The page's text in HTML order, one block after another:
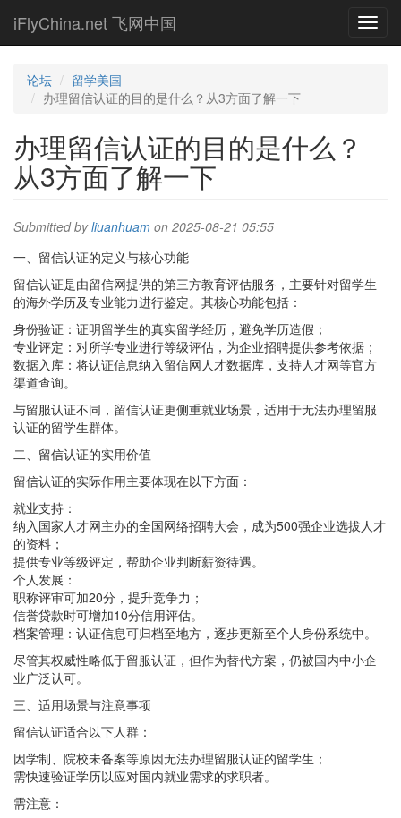
main
iFlyChina.net 飞网中国
论坛
留学美国
办理留信认证的目的是什么？从3方面了解一下
办理留信认证的目的是什么？
从3方面了解一下
Submitted byliuanhuam on 2025-08-21 05:55
一、留信认证的定义与核心功能
留信认证是由留信网提供的第三方教育评估服务，主要针对留学生
的海外学历及专业能力进行鉴定。其核心功能包括：
身份验证‌：证明留学生的真实留学经历，避免学历造假；
专业评定‌：对所学专业进行等级评估，为企业招聘提供参考依据；
数据入库‌：将认证信息纳入留信网人才数据库，支持人才网等官方
渠道查询。
与留服认证不同，留信认证更侧重就业场景，适用于无法办理留服
认证的留学生群体。
二、留信认证的实用价值
留信认证的实际作用主要体现在以下方面：
就业支持‌：
纳入国家人才网主办的全国网络招聘大会，成为500强企业选拔人才
的资料；
提供专业等级评定，帮助企业判断薪资待遇。
个人发展‌：
职称评审可加20分，提升竞争力；
信誉贷款时可增加10分信用评估。
档案管理‌：认证信息可归档至地方，逐步更新至个人身份系统中。
尽管其权威性略低于留服认证，但作为替代方案，仍被国内中小企
业广泛认可。
三、适用场景与注意事项
留信认证适合以下人群：
因学制、院校未备案等原因无法办理留服认证的留学生；
需快速验证学历以应对国内就业需求的求职者。
需注意：